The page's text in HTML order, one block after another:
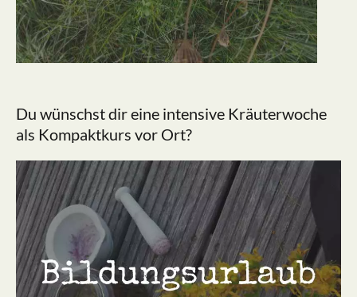
Du wünschst dir eine intensive Kräuterwoche
als Kompaktkurs vor Ort?